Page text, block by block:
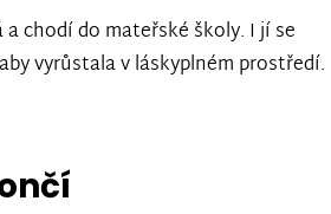
a chodí do mateřské školy. I jí se
vyrůstala v láskyplném prostředí.